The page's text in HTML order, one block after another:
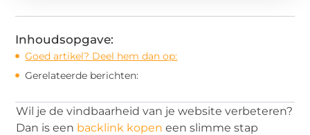
Inhoudsopgave:
Goed artikel? Deel hem dan op:
Gerelateerde berichten:
Wil je de vindbaarheid van je website verbeteren?
Dan is een backlink kopen een slimme stap